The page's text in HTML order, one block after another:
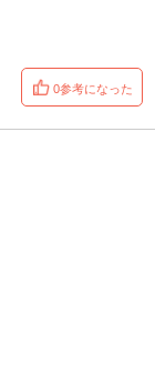
0参考になった